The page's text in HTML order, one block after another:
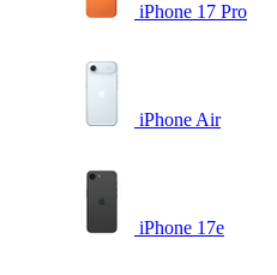
iPhone 17 Pro
iPhone Air
iPhone 17e